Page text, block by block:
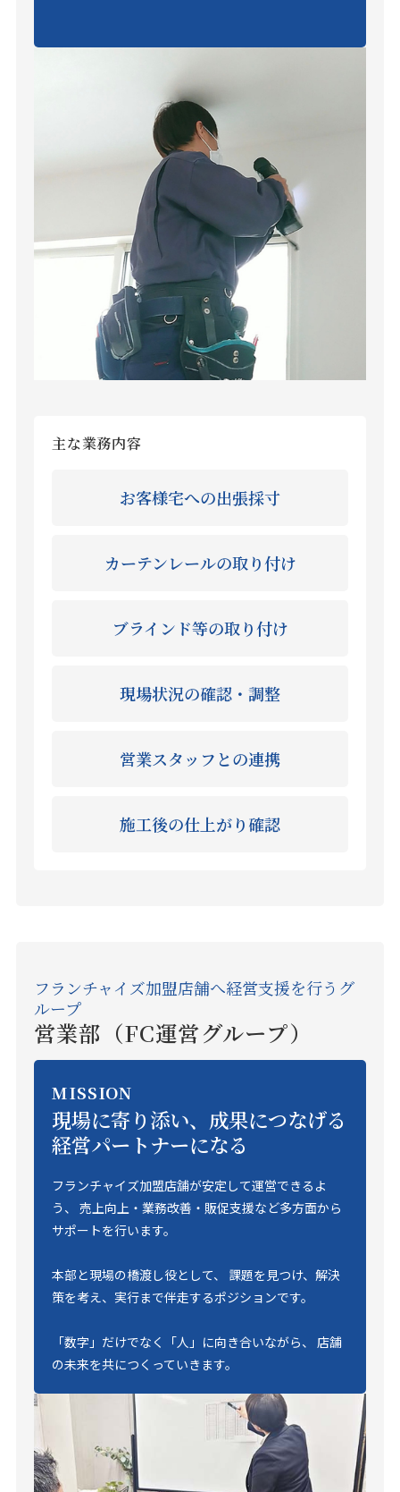
主な業務内容
お客様宅への出張採寸
カーテンレールの取り付け
ブラインド等の取り付け
現場状況の確認・調整
営業スタッフとの連携
施工後の仕上がり確認
フランチャイズ加盟店舗へ経営支援を行うグ
ループ
営業部（FC運営グループ）
MISSION
現場に寄り添い、成果につなげる
経営パートナーになる
フランチャイズ加盟店舗が安定して運営できるよ
う、 売上向上・業務改善・販促支援など多方面から
サポートを行います。
本部と現場の橋渡し役として、 課題を見つけ、解決
策を考え、実行まで伴走するポジションです。
「数字」だけでなく「人」に向き合いながら、 店舗
の未来を共につくっていきます。